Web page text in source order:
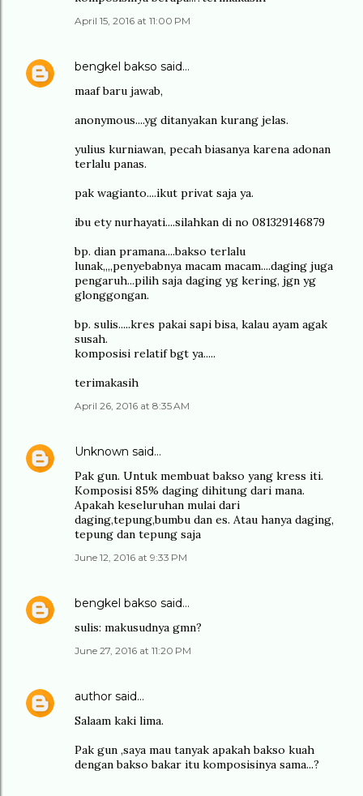
April 15, 2016 at 11:00 PM
bengkel bakso said…
maaf baru jawab,
anonymous....yg ditanyakan kurang jelas.
yulius kurniawan, pecah biasanya karena adonan
terlalu panas.
pak wagianto....ikut privat saja ya.
ibu ety nurhayati....silahkan di no 081329146879
bp. dian pramana....bakso terlalu
lunak,,,,penyebabnya macam macam....daging juga
pengaruh...pilih saja daging yg kering, jgn yg
glonggongan.
bp. sulis.....kres pakai sapi bisa, kalau ayam agak
susah.
komposisi relatif bgt ya.....
terimakasih
April 26, 2016 at 8:35 AM
Unknown said…
Pak gun. Untuk membuat bakso yang kress iti.
Komposisi 85% daging dihitung dari mana.
Apakah keseluruhan mulai dari
daging,tepung,bumbu dan es. Atau hanya daging,
tepung dan tepung saja
June 12, 2016 at 9:33 PM
bengkel bakso said…
sulis: makusudnya gmn?
June 27, 2016 at 11:20 PM
author said…
Salaam kaki lima.
Pak gun ,saya mau tanyak apakah bakso kuah
dengan bakso bakar itu komposisinya sama...?